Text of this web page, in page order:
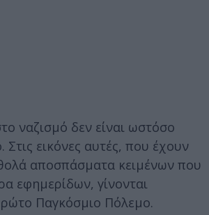
ναζισμό δεν είναι ωστόσο
Στις εικόνες αυτές, που έχουν
αποσπάσματα κειμένων που
εφημερίδων, γίνονται
Παγκόσμιο Πόλεμο.